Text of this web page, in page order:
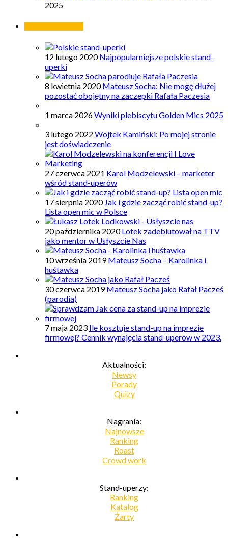
2025
12 lutego 2020 Najpopularniejsze polskie stand-
uperki
8 kwietnia 2020 Mateusz Socha: Nie mogę dłużej
pozostać obojętny na zaczepki Rafała Paczesia
1 marca 2026Wyniki plebiscytu Golden Mics 2025
3 lutego 2022 Wojtek Kamiński: Po mojej stronie
jest doświadczenie
27 czerwca 2021 Karol Modzelewski – marketer
wśród stand-uperów
17 sierpnia 2020 Jak i gdzie zacząć robić stand-up?
Lista open mic w Polsce
20 października 2020 Lotek zadebiutował na TTV
jako mentor w Usłyszcie Nas
10 września 2019 Mateusz Socha – Karolinka i
huśtawka
30 czerwca 2019 Mateusz Socha jako Rafał Pacześ
(parodia)
7 maja 2023 Ile kosztuje stand-up na imprezie
firmowej? Cennik wynajęcia stand-uperów w 2023.
Aktualności:
Newsy
Porady
Quizy
Nagrania:
Najnowsze
Ranking
Roast
Crowd work
Stand-uperzy:
Ranking
Katalog
Żarty